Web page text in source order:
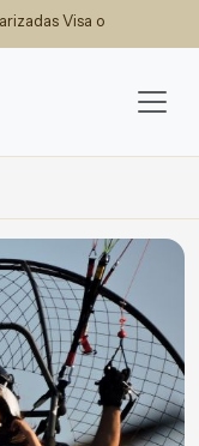
Visa o